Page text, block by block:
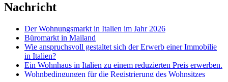
Nachricht
Der Wohnungsmarkt in Italien im Jahr 2026
Büromarkt in Mailand
Wie anspruchsvoll gestaltet sich der Erwerb einer Immobilie
in Italien?
Ein Wohnhaus in Italien zu einem reduzierten Preis erwerben.
Wohnbedingungen für die Registrierung des Wohnsitzes